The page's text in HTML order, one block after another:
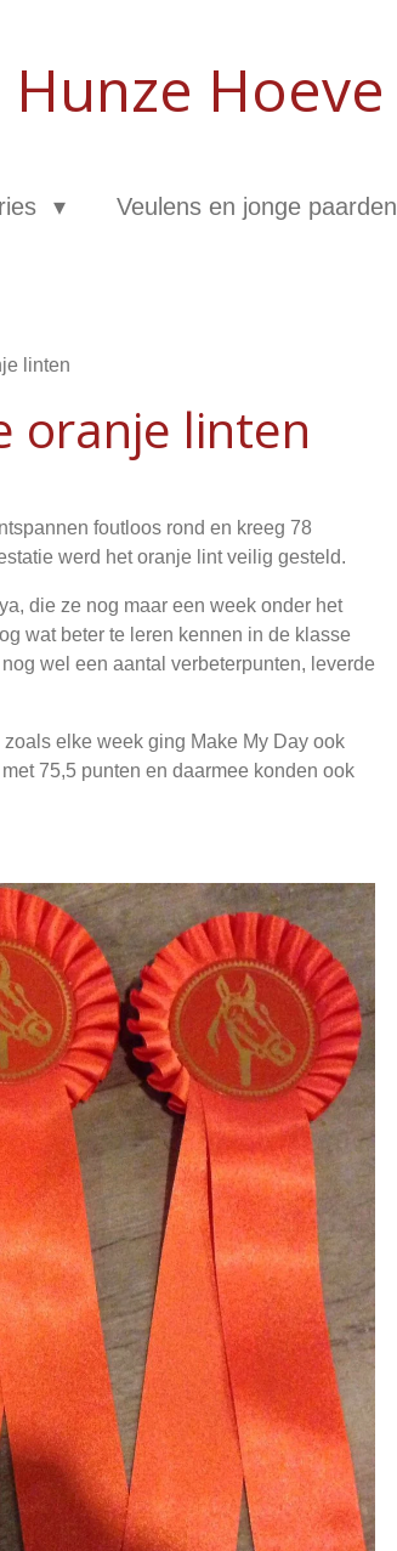
Hunze Hoeve
Veulens en jonge paarden
linten
oranje linten
foutloos rond en kreeg 78
werd het oranje lint veilig gesteld.
die ze nog maar een week onder het
wat beter te leren kennen in de klasse
wel een aantal verbeterpunten, leverde
elke week ging Make My Day ook
75,5 punten en daarmee konden ook